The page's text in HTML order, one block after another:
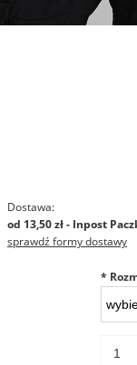
Dostawa:
od 13,50 zł- Inpost
sprawdź formy dostawy
*